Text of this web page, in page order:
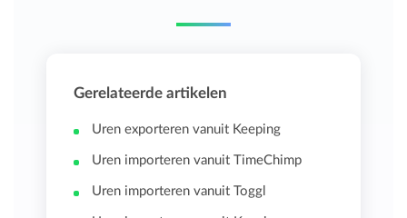
Gerelateerde artikelen
Uren exporteren vanuit Keeping
Uren importeren vanuit TimeChimp
Uren importeren vanuit Toggl